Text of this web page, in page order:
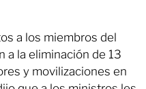
a los miembros del
a la eliminación de 13
y movilizaciones en